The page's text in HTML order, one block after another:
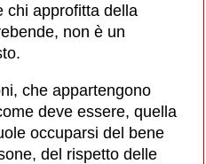
chi approfitta della
non è un
che appartengono
deve essere, quella
occuparsi del bene
del rispetto delle